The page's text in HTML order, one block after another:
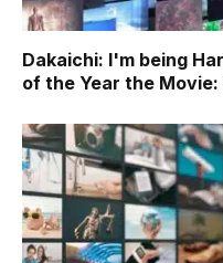
Dakaichi: I'm being
of the Year the Movie: